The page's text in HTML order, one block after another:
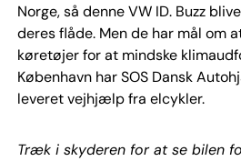
Norge, så denne VW ID. Buzz
deres flåde. Men de har mål om
køretøjer for at mindske
København har SOS Dansk
leveret vejhjælp fra elcykler.
Træk i skyderen for at se bilen